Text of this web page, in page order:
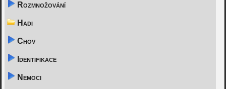
Rozmnožování
Hadi
Chov
Identifikace
Nemoci